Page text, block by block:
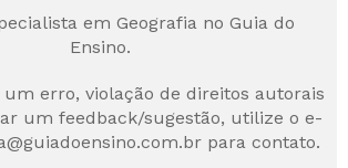
em Geografia no Guia do
Ensino.
um erro, violação de direitos autorais
um feedback/sugestão, utilize o e-
para contato.